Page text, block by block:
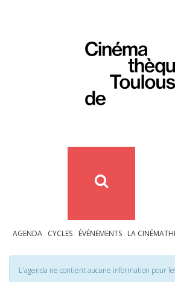
AGENDA CYCLES ÉVÉNEMENTS LA
L'agenda ne contient aucune information pour